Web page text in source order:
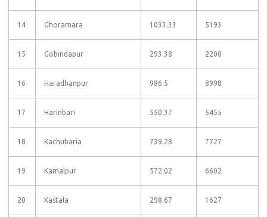
14 Ghoramara 1033.33 5193
15 Gobindapur 293.38 2200
16 Haradhanpur 986.5 8998
17 Harinbari 550.37 5455
18 Kachubaria 739.28 7727
19 Kamalpur 572.02 6602
20 Kastala 298.67 1627